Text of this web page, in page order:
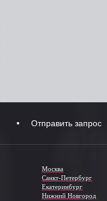
Отправить запрос
Москва
Санкт-Петербург
Екатеринбург
Нижний Новгород